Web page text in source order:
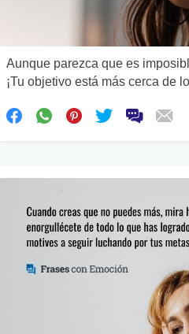
Aunque parezca que es
¡Tu objetivo está más cerca de